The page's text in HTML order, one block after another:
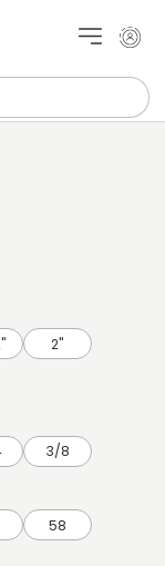
Mit
2"
3/8
58